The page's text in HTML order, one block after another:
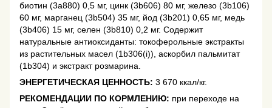
биотин (3a880) 0,5 мг, цинк (3b606) 80 мг, железо (3b106)
60 мг, марганец (3b504) 35 мг, йод (3b201) 0,65 мг, медь
(3b406) 15 мг, селен (3b810) 0,2 мг. Содержит
натуральные антиоксиданты: токоферольные экстракты
из растительных масел (1b306(i)), аскорбил пальмитат
(1b304) и экстракт розмарина.
ЭНЕРГЕТИЧЕСКАЯ ЦЕННОСТЬ: 3 670 ккал/кг.
РЕКОМЕНДАЦИИ ПО КОРМЛЕНИЮ: при переходе на